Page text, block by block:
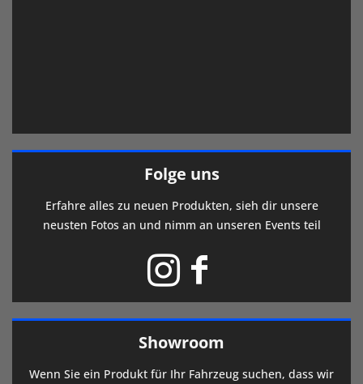
Folge uns
Erfahre alles zu neuen Produkten, sieh dir unsere
neusten Fotos an und nimm an unseren Events teil
Showroom
Wenn Sie ein Produkt für Ihr Fahrzeug suchen, dass wir